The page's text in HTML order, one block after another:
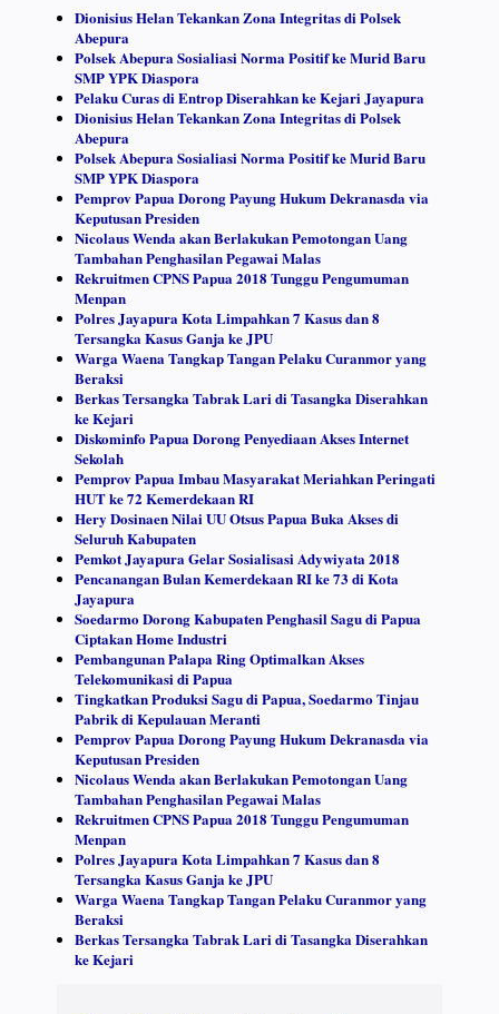
Dionisius Helan Tekankan Zona Integritas di Polsek
Abepura
Polsek Abepura Sosialiasi Norma Positif ke Murid Baru
SMP YPK Diaspora
Pelaku Curas di Entrop Diserahkan ke Kejari Jayapura
Dionisius Helan Tekankan Zona Integritas di Polsek
Abepura
Polsek Abepura Sosialiasi Norma Positif ke Murid Baru
SMP YPK Diaspora
Pemprov Papua Dorong Payung Hukum Dekranasda via
Keputusan Presiden
Nicolaus Wenda akan Berlakukan Pemotongan Uang
Tambahan Penghasilan Pegawai Malas
Rekruitmen CPNS Papua 2018 Tunggu Pengumuman
Menpan
Polres Jayapura Kota Limpahkan 7 Kasus dan 8
Tersangka Kasus Ganja ke JPU
Warga Waena Tangkap Tangan Pelaku Curanmor yang
Beraksi
Berkas Tersangka Tabrak Lari di Tasangka Diserahkan
ke Kejari
Diskominfo Papua Dorong Penyediaan Akses Internet
Sekolah
Pemprov Papua Imbau Masyarakat Meriahkan Peringati
HUT ke 72 Kemerdekaan RI
Hery Dosinaen Nilai UU Otsus Papua Buka Akses di
Seluruh Kabupaten
Pemkot Jayapura Gelar Sosialisasi Adywiyata 2018
Pencanangan Bulan Kemerdekaan RI ke 73 di Kota
Jayapura
Soedarmo Dorong Kabupaten Penghasil Sagu di Papua
Ciptakan Home Industri
Pembangunan Palapa Ring Optimalkan Akses
Telekomunikasi di Papua
Tingkatkan Produksi Sagu di Papua, Soedarmo Tinjau
Pabrik di Kepulauan Meranti
Pemprov Papua Dorong Payung Hukum Dekranasda via
Keputusan Presiden
Nicolaus Wenda akan Berlakukan Pemotongan Uang
Tambahan Penghasilan Pegawai Malas
Rekruitmen CPNS Papua 2018 Tunggu Pengumuman
Menpan
Polres Jayapura Kota Limpahkan 7 Kasus dan 8
Tersangka Kasus Ganja ke JPU
Warga Waena Tangkap Tangan Pelaku Curanmor yang
Beraksi
Berkas Tersangka Tabrak Lari di Tasangka Diserahkan
ke Kejari